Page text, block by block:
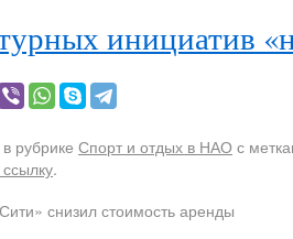
инициатив
рубрике Спорт и отдых в НАО с
.
снизил стоимость аренды